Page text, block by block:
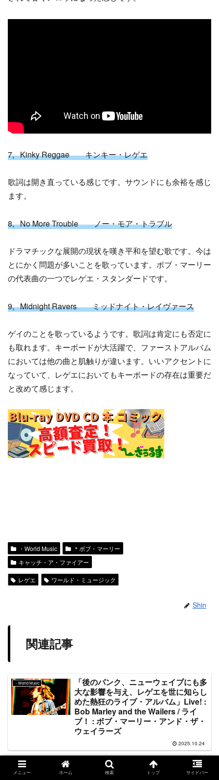
7, Kinky Reggae キンキー・レゲエ
歌詞は開き直っている感じです。サウンドにも余裕を感じ
ます。
8, No More Trouble ノー・モア・トラブル
ドラマチックな展開の現状を嘆き平和を望む歌です。今は
とにかく問題が多いことを歌っています。ボブ・マーリー
の代表曲の一つでレゲエ・スタンダードです。
9, Midnight Ravers ミッドナイト・レイヴァース
ゲイのことを歌っているようです。歌詞は肯定にも否定に
も取れます。キーボードが大活躍で、ファーストアルバム
においては他の曲と肌触りが違います。いいアクセントに
なっていて、レゲエにおいてもキーボードの存在は重要だ
と改めて感じます。
・World Music
＊ボブ・マーリー
キャッチ・ア・ファイアー
レゲエ ワールド・ミュージック
Shin
関連記事
・World Music
「後のパンク、ニューウェイブにも多
大な影響を与え、レゲエを世に知らし
めた熱狂のライブ・アルバム」Live! :
Bob Marley and the Wailers / ライ
ブ！ : ボブ・マーリー・アンド・ザ・
ウェイラーズ
2025.10.24
・World Music
「『鬼平犯科帳』から『芋洗坂係長』
まで、さらには『空耳アワー』で大躍
メニュー ホーム 検索 トップ サイドバー